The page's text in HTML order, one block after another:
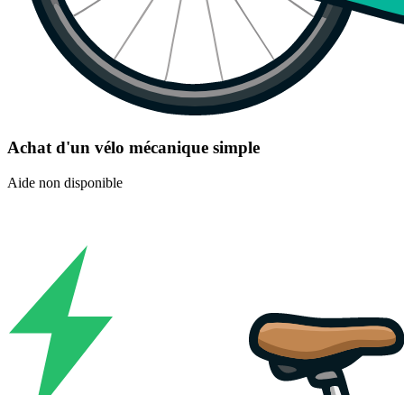
Achat d'un vélo mécanique simple
Aide non disponible